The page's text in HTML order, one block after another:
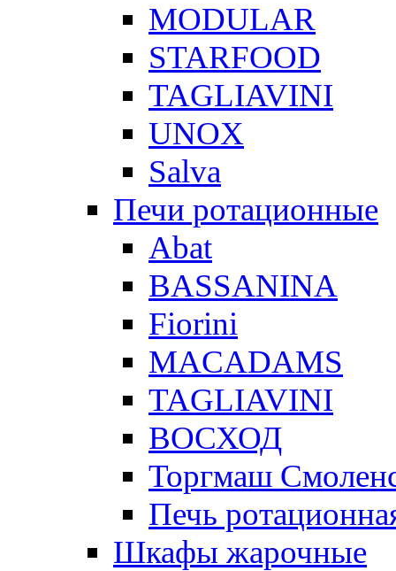
MODULAR
STARFOOD
TAGLIAVINI
UNOX
Salva
Печи ротационные
Abat
BASSANINA
Fiorini
MACADAMS
TAGLIAVINI
ВОСХОД
Торгмаш
Печь
Шкафы жарочные